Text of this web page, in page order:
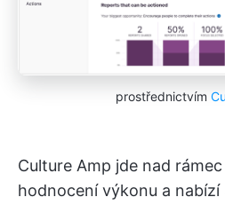
prostřednictvím
Culture Amp jde nad
hodnocení výkonu a